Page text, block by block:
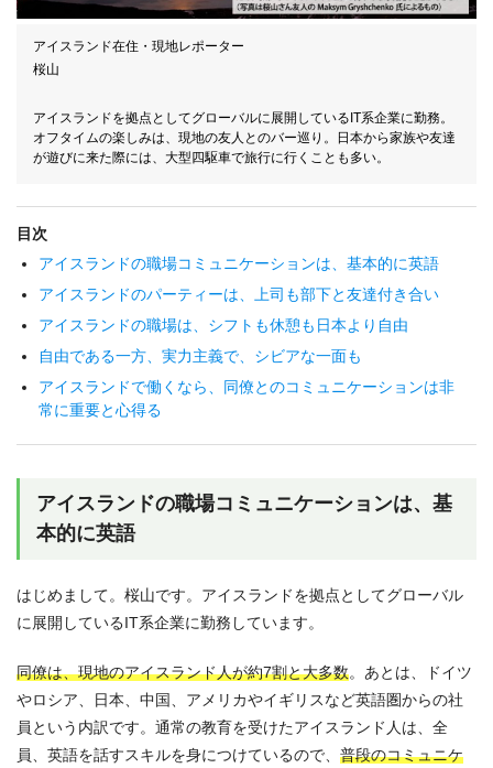
アイスランド在住・現地レポーター
桜山
アイスランドを拠点としてグローバルに展開しているIT系企業に勤務。
オフタイムの楽しみは、現地の友人とのバー巡り。日本から家族や友達
が遊びに来た際には、大型四駆車で旅行に行くことも多い。
目次
アイスランドの職場コミュニケーションは、基本的に英語
アイスランドのパーティーは、上司も部下と友達付き合い
アイスランドの職場は、シフトも休憩も日本より自由
自由である一方、実力主義で、シビアな一面も
アイスランドで働くなら、同僚とのコミュニケーションは非
常に重要と心得る
アイスランドの職場コミュニケーションは、基
本的に英語
はじめまして。桜山です。アイスランドを拠点としてグローバル
に展開しているIT系企業に勤務しています。
同僚は、現地のアイスランド人が約7割と大多数。あとは、ドイツ
やロシア、日本、中国、アメリカやイギリスなど英語圏からの社
員という内訳です。通常の教育を受けたアイスランド人は、全
員、英語を話すスキルを身につけているので、 普段のコミュニケ